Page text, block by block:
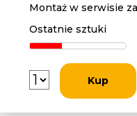
Montaż w serwisie
Ostatnie sztuki
Kup